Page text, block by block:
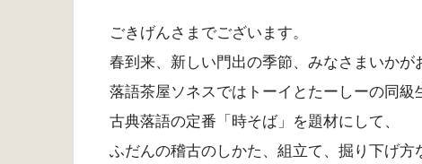
ごきげんさまでございます。
春到来、新しい門出の季節、みなさまいかが
落語茶屋ソネスではトーイとたーしーの同級
古典落語の定番「時そば」を題材にして、
ふだんの稽古のしかた、組立て、掘り下げ方